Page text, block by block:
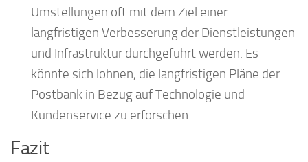
Umstellungen oft mit dem Ziel einer
langfristigen Verbesserung der Dienstleistungen
und Infrastruktur durchgeführt werden. Es
könnte sich lohnen, die langfristigen Pläne der
Postbank in Bezug auf Technologie und
Kundenservice zu erforschen.
Fazit